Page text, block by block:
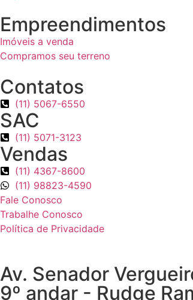
Empreendimentos
Imóveis a venda
Compramos seu terreno
Contatos
(11) 5067-6550
SAC
(11) 5071-3123
Vendas
(11) 4367-8600
(11) 98823-4590
Fale Conosco
Trabalhe Conosco
Política de Privacidade
Av. Senador
9º andar - Rudge